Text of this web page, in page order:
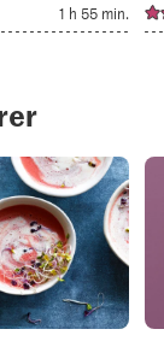
1 h 55 min.